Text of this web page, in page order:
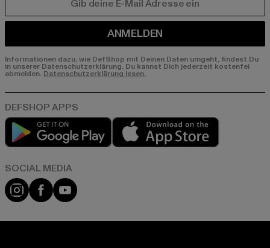
ANMELDEN
Informationen dazu, wie DefShop mit Deinen Daten umgeht, findest Du
in unserer Datenschutzerklärung. Du kannst Dich jederzeit kostenfei
abmelden. Datenschutzerklärung lesen.
Play market
Instagram
FacebookYouTube